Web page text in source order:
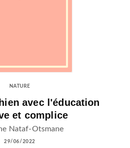
NATURE
avec l'éducation
et complice
Nataf-Otsmane
29/06/2022